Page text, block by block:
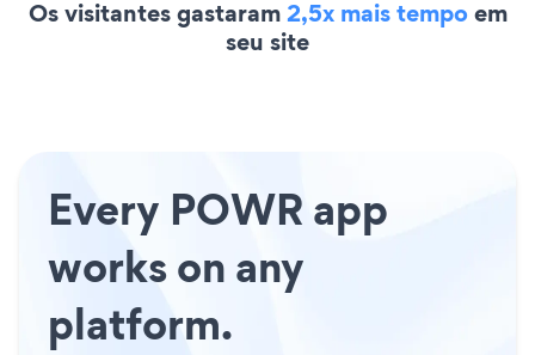
Os visitantes gastaram2,5x mais tempoem
seu site
Every POWR app
works on any
platform.